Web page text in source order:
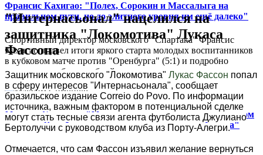
Франсис Кахигао: "Полех, Сорокин и Массалыга на
правильном пути, но до элитного уровня им ещё далеко"
Спортивный директор московского "Спартака" Франсис
Кахигао подвел итоги яркого старта молодых воспитанников
в кубковом матче против "Оренбурга" (5:1) и подробно
рассказал о работе клубной системы...
Максим Симонов: "Мы изначально не угадали с тренером
на сезон. Я не был в восторге от приглашения Адиева"
Председатель совета директоров "Крыльев Советов" Максим
"Интернасьонал" нацелился на
защитника "Локомотива" Лукаса
Фассона
Защитник московского "Локомотива" Лукас Фассон попал
в сферу интересов "Интернасьонала", сообщает
бразильское издание Correio do Povo. По информации
источника, важным фактором в потенциальной сделке
могут стать тесные связи агента футболиста Джулиано
Бертолуччи с руководством клуба из Порту-Алегри.
Отмечается, что сам Фассон изъявил желание вернуться